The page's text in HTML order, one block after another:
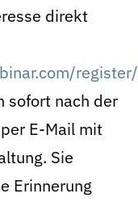
direkt
sofort nach der
E-Mail mit
Sie
Erinnerung